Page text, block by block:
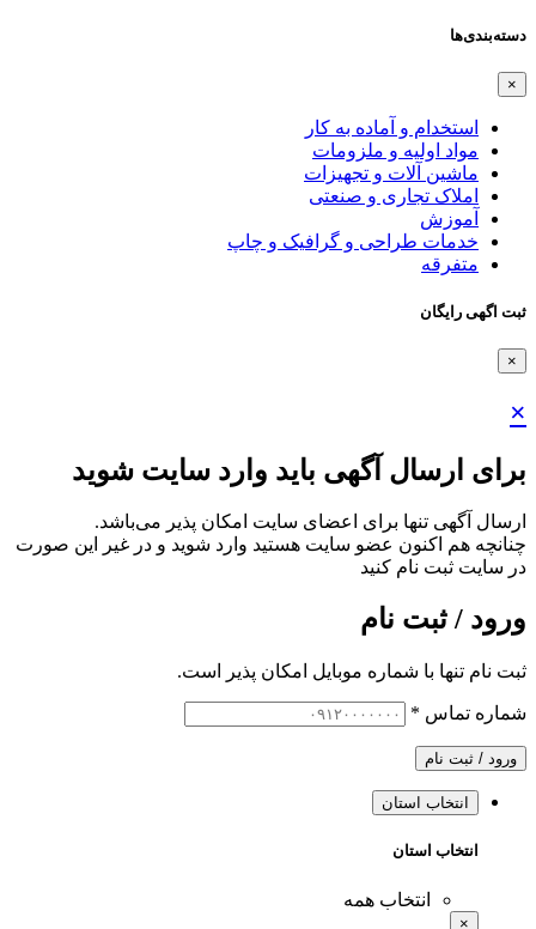
دسته‌بندی‌ها
×
استخدام و آماده به کار
مواد اولیه و ملزومات
ماشین آلات و تجهیزات
املاک تجاری و صنعتی
آموزش
خدمات طراحی و گرافیک و چاپ
متفرقه
ثبت اگهی رایگان
×
×
برای ارسال آگهی باید وارد سایت شوید
ارسال آگهی تنها برای اعضای سایت امکان پذیر می‌باشد.
چنانچه هم‌ اکنون عضو سایت هستید وارد شوید و در غیر این صورت
در سایت ثبت نام کنید
ورود / ثبت نام
ثبت نام تنها با شماره موبایل امکان پذیر است.
شماره تماس *
ورود / ثبت نام
انتخاب استان
انتخاب استان
انتخاب همه
×